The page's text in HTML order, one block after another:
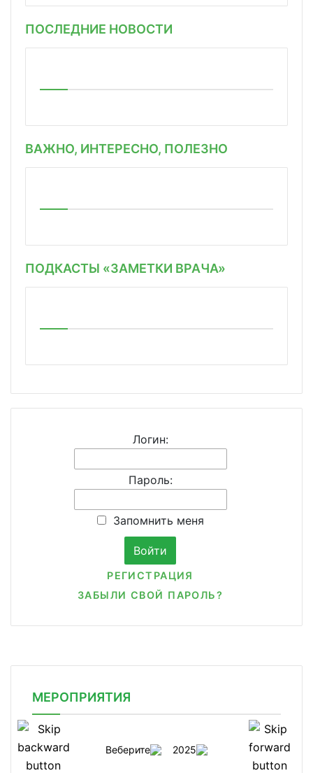
ПОСЛЕДНИЕ НОВОСТИ
ВАЖНО, ИНТЕРЕСНО, ПОЛЕЗНО
ПОДКАСТЫ «ЗАМЕТКИ ВРАЧА»
Логин:
Пароль:
Запомнить меня
РЕГИСТРАЦИЯ
ЗАБЫЛИ СВОЙ ПАРОЛЬ?
МЕРОПРИЯТИЯ
Веберите 2025